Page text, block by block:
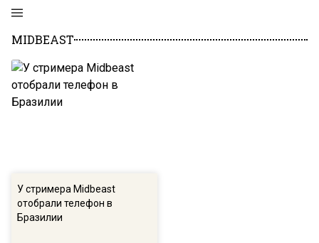
MIDBEAST
У стримера Midbeast
отобрали телефон в
Бразилии